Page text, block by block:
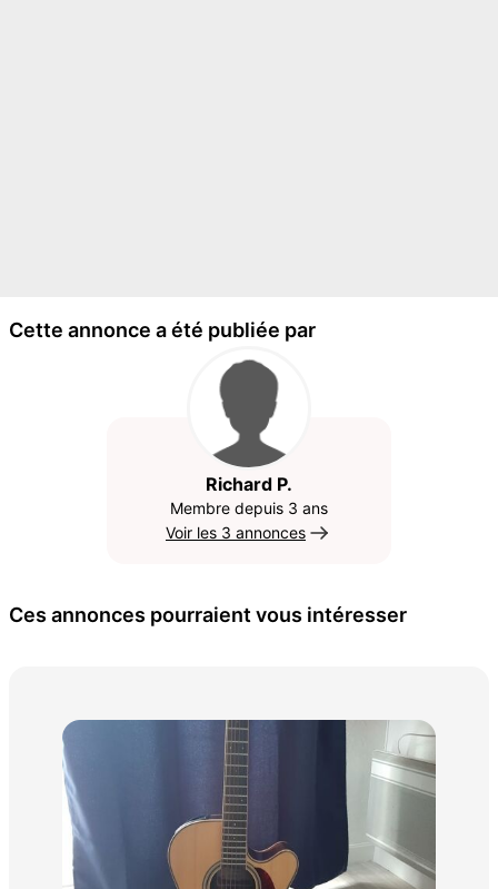
Cette annonce a été publiée par
Richard P.
Membre depuis 3 ans
Voir les 3 annonces
Ces annonces pourraient vous intéresser